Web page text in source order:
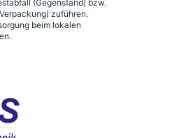
(Gegenstand) bzw.
zuführen.
beim lokalen